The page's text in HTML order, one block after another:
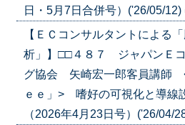
日・5月7日合併号）('26/05/12)
【ＥＣコンサルタントによる
析」】□□４８７ ジャパンＥ
グ協会 矢崎宏一郎客員講師
ｅｅ」> 嗜好の可視化と導線
（2026年4月23日号）('26/04/